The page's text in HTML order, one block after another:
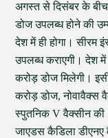
अगस्त से दिसंबर के बीच
डोज उपलब्ध होने की
देश में ही होगा। सीरम
उपलब्ध कराएगी। देश में
करोड़ डोज मिलेगी।
करोड़ डोज, नोवावैक्स
स्पुतनिक V वैक्सीन की
जाएडस कैडिला डीएनए